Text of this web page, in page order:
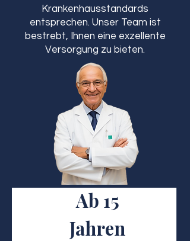
Krankenhausstandards
entsprechen. Unser Team ist
bestrebt, Ihnen eine exzellente
Versorgung zu bieten.
Ab 15
Jahren